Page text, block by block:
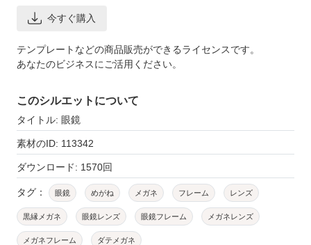
今すぐ購入
テンプレートなどの商品販売ができるライセンスです。
あなたのビジネスにご活用ください。
このシルエットについて
タイトル: 眼鏡
素材のID: 113342
ダウンロード: 1570回
タグ： 眼鏡 めがね メガネ フレーム レンズ
黒縁メガネ 眼鏡レンズ 眼鏡フレーム メガネレンズ
メガネフレーム ダテメガネ